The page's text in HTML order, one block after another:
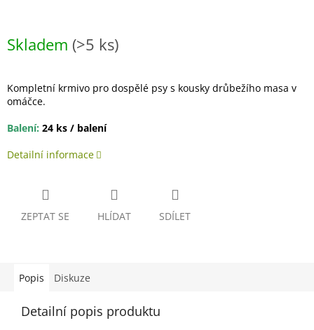
Skladem (>5 ks)
Kompletní krmivo pro dospělé psy s kousky drůbežího masa v
omáčce.
Balení: 24 ks / balení
Detailní informace
ZEPTAT SE HLÍDAT SDÍLET
Popis Diskuze
Detailní popis produktu